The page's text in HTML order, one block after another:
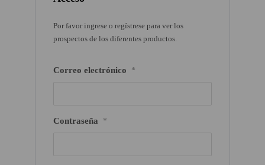
Por favor ingrese o regístrese para ver los
prospectos de los diferentes productos.
Correo electrónico *
Contraseña *